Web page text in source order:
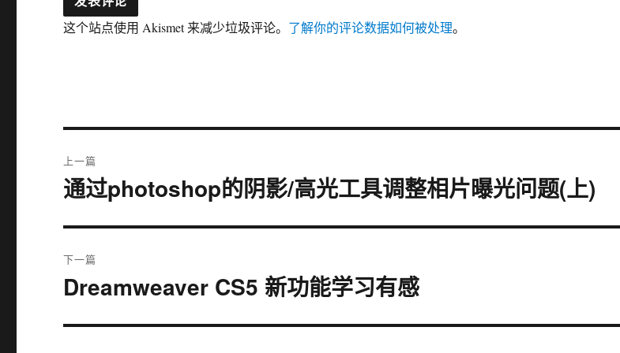
这个站点使用 Akismet 来减少垃圾评论。 了解你的评论数据如何被处理。
章
上一篇
上
文
章：
通过photoshop的阴影/高光工具调整相片曝光问题(上)
下一篇
下
文
Dreamweaver CS5 新功能学习有感